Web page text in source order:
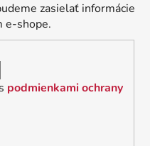
zasielať informácie
e-shope.
podmienkami ochrany